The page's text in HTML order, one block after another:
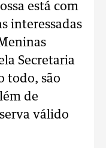
está com
interessadas
Secretaria
todo, são
de
válido